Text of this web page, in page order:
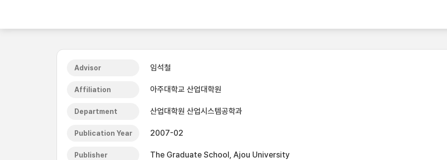
Advisor 임석철
Affiliation 아주대학교 산업대학원
Department 산업대학원 산업시스템공학과
Publication Year 2007-02
Publisher The Graduate School, Ajou University